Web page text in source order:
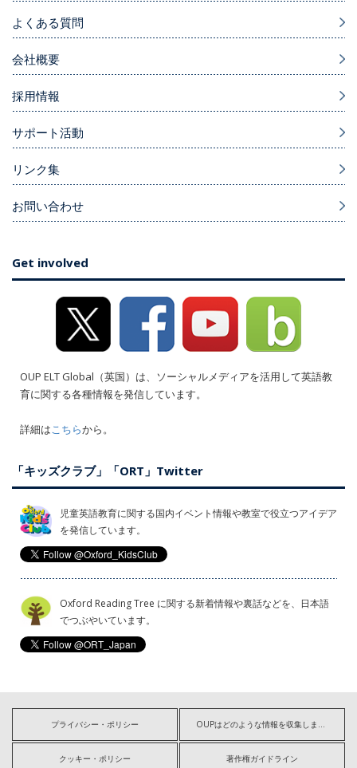
よくある質問
会社概要
採用情報
サポート活動
リンク集
お問い合わせ
Get involved
OUP ELT Global（英国）は、ソーシャルメディアを活用して英語教
育に関する各種情報を発信しています。
詳細はこちらから。
「キッズクラブ」「ORT」Twitter
児童英語教育に関する国内イベント情報や教室で役立つアイデア
を発信しています。
Oxford Reading Tree に関する新着情報や裏話などを、日本語
でつぶやいています。
プライバシー・ポリシー OUPはどのような情報を収集しますか?
クッキー・ポリシー 著作権ガイドライン